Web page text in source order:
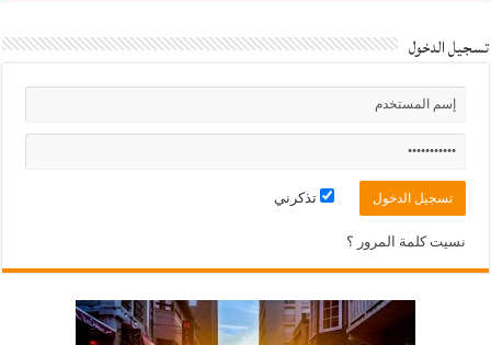
تسجيل الدخول
تذكرني
نسيت كلمة المرور ؟